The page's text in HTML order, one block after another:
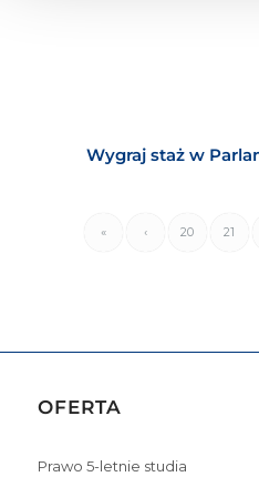
Wygraj staż w
« ‹ 20 21
OFERTA
Prawo 5-letnie studia